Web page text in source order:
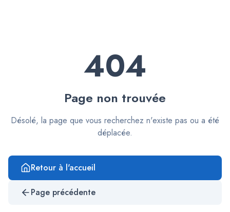
404
Page non trouvée
Désolé, la page que vous recherchez n'existe pas ou a été
déplacée.
Retour à l'accueil
Page précédente